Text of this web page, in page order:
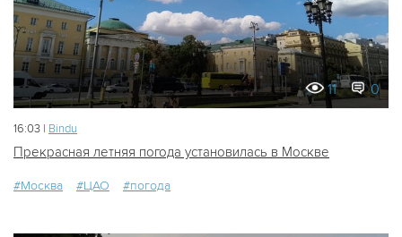
11 0
16:03 | Bindu
Прекрасная летняя погода установилась в Москве
#Москва #ЦАО #погода